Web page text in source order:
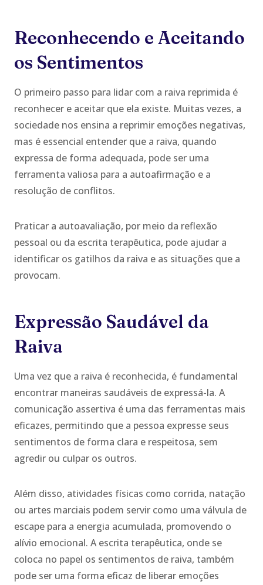
Reconhecendo e Aceitando
os Sentimentos
O primeiro passo para lidar com a raiva reprimida é
reconhecer e aceitar que ela existe. Muitas vezes, a
sociedade nos ensina a reprimir emoções negativas,
mas é essencial entender que a raiva, quando
expressa de forma adequada, pode ser uma
ferramenta valiosa para a autoafirmação e a
resolução de conflitos.
Praticar a autoavaliação, por meio da reflexão
pessoal ou da escrita terapêutica, pode ajudar a
identificar os gatilhos da raiva e as situações que a
provocam.
Expressão Saudável da
Raiva
Uma vez que a raiva é reconhecida, é fundamental
encontrar maneiras saudáveis de expressá-la. A
comunicação assertiva é uma das ferramentas mais
eficazes, permitindo que a pessoa expresse seus
sentimentos de forma clara e respeitosa, sem
agredir ou culpar os outros.
Além disso, atividades físicas como corrida, natação
ou artes marciais podem servir como uma válvula de
escape para a energia acumulada, promovendo o
alívio emocional. A escrita terapêutica, onde se
coloca no papel os sentimentos de raiva, também
pode ser uma forma eficaz de liberar emoções